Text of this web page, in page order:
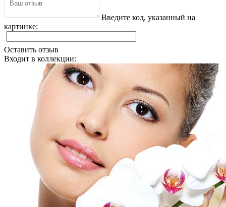
Введите код, указанный на
картинке:
Оставить отзыв
Входит в коллекции: